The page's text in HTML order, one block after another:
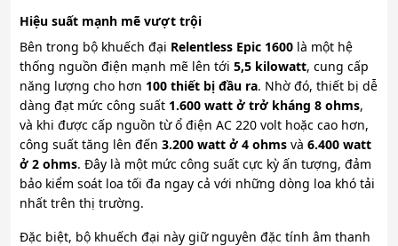
Hiệu suất mạnh mẽ vượt trội
Bên trong bộ khuếch đại Relentless Epic 1600 là một hệ
thống nguồn điện mạnh mẽ lên tới 5,5 kilowatt, cung cấp
năng lượng cho hơn 100 thiết bị đầu ra. Nhờ đó, thiết bị dễ
dàng đạt mức công suất 1.600 watt ở trở kháng 8 ohms,
và khi được cấp nguồn từ ổ điện AC 220 volt hoặc cao hơn,
công suất tăng lên đến 3.200 watt ở 4 ohms và 6.400 watt
ở 2 ohms. Đây là một mức công suất cực kỳ ấn tượng, đảm
bảo kiểm soát loa tối đa ngay cả với những dòng loa khó tải
nhất trên thị trường.
Đặc biệt, bộ khuếch đại này giữ nguyên đặc tính âm thanh